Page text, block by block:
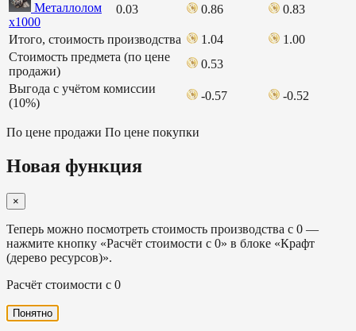
Металлолом
х1000
0.03 0.86 0.83
Итого, стоимость производства 1.04
1.00
Стоимость предмета (по цене
продажи)
0.53
Выгода с учётом комиссии
(10%)
-0.57 -0.52
По цене продажи По цене покупки
Новая функция
×
Теперь можно посмотреть стоимость производства с 0 —
нажмите кнопку «Расчёт стоимости с 0» в блоке «Крафт
(дерево ресурсов)».
Расчёт стоимости с 0
Понятно